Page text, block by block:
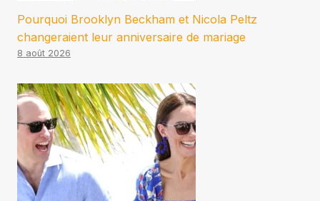
Pourquoi Brooklyn Beckham et Nicola Peltz
changeraient leur anniversaire de mariage
8 août 2026